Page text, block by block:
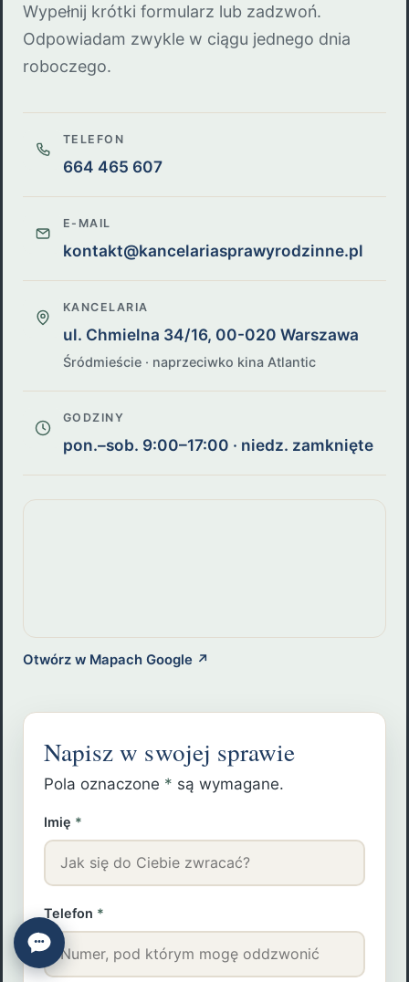
Wypełnij krótki formularz lub zadzwoń.
Odpowiadam zwykle w ciągu jednego dnia
roboczego.
TELEFON
664 465 607
E-MAIL
kontakt@kancelariasprawyrodzinne.pl
KANCELARIA
ul. Chmielna 34/16, 00-020 Warszawa
Śródmieście · naprzeciwko kina Atlantic
GODZINY
pon.–sob. 9:00–17:00 · niedz. zamknięte
Otwórz w Mapach Google ↗
Napisz w swojej sprawie
Pola oznaczone * są wymagane.
Imię *
Telefon *